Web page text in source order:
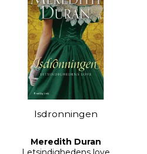
Isdronningen
Meredith Duran